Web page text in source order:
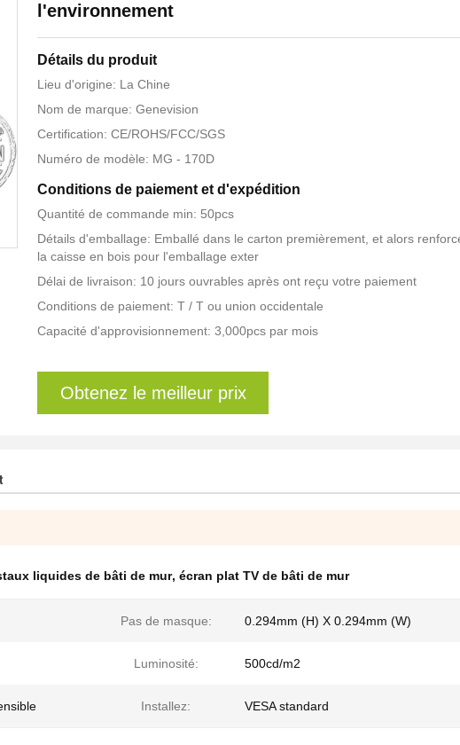
l'environnement
Détails du produit
Lieu d'origine: La Chine
Nom de marque: Genevision
Certification: CE/ROHS/FCC/SGS
Numéro de modèle: MG - 170D
Conditions de paiement et d'expédition
Quantité de commande min: 50pcs
Détails d'emballage: Emballé dans le carton premièrement, et alors
la caisse en bois pour l'emballage exter
Délai de livraison: 10 jours ouvrables après ont reçu votre paiement
Conditions de paiement: T / T ou union occidentale
Capacité d'approvisionnement: 3,000pcs par mois
Obtenez le meilleur prix
liquides de bâti de mur, écran plat TV de bâti de mur
Pas de masque: 0.294mm (H) X 0.294mm (W)
Luminosité: 500cd/m2
Installez: VESA standard